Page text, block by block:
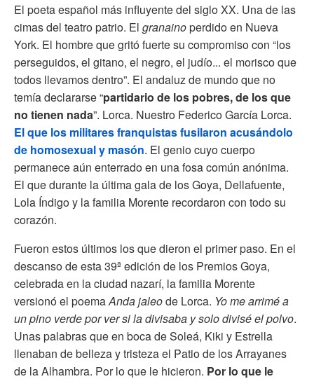
El poeta español más influyente del siglo XX. Una de las
cimas del teatro patrio. El granainoperdido en Nueva
York. El hombre que gritó fuerte su compromiso con “los
perseguidos, el gitano, el negro, el judío... el morisco que
todos llevamos dentro”. El andaluz de mundo que no
temía declararse “partidario de los pobres, de los que
no tienen nada”. Lorca. Nuestro Federico García Lorca.
El que los militares franquistas fusilaron acusándolo
de homosexual y masón. El genio cuyo cuerpo
permanece aún enterrado en una fosa común anónima.
El que durante la última gala de los Goya, Dellafuente,
Lola Índigo y la familia Morente recordaron con todo su
corazón.
Fueron estos últimos los que dieron el primer paso. En el
descanso de esta 39ª edición de los Premios Goya,
celebrada en la ciudad nazarí, la familia Morente
versionó el poemaAnda jaleode Lorca. Yo me arrimé a
un pino verde por ver si la divisaba y solo divisé el polvo.
Unas palabras que en boca de Soleá, Kiki y Estrella
llenaban de belleza y tristeza el Patio de los Arrayanes
de la Alhambra. Por lo que le hicieron. Por lo que le